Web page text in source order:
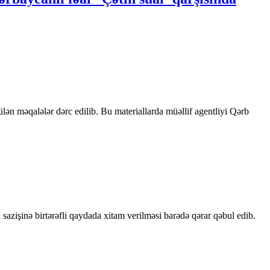
məqalələr dərc edilib. Bu materiallarda müəllif agentliyi Qərb
birtərəfli qaydada xitam verilməsi barədə qərar qəbul edib.